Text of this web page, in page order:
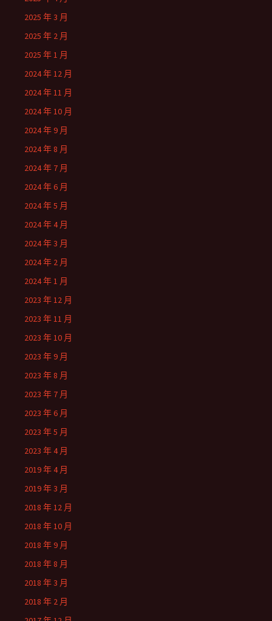
2025 年 3 月
2025 年 2 月
2025 年 1 月
2024 年 12 月
2024 年 11 月
2024 年 10 月
2024 年 9 月
2024 年 8 月
2024 年 7 月
2024 年 6 月
2024 年 5 月
2024 年 4 月
2024 年 3 月
2024 年 2 月
2024 年 1 月
2023 年 12 月
2023 年 11 月
2023 年 10 月
2023 年 9 月
2023 年 8 月
2023 年 7 月
2023 年 6 月
2023 年 5 月
2023 年 4 月
2019 年 4 月
2019 年 3 月
2018 年 12 月
2018 年 10 月
2018 年 9 月
2018 年 8 月
2018 年 3 月
2018 年 2 月